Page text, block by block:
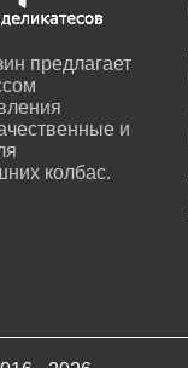
предлагает
и
колбас.